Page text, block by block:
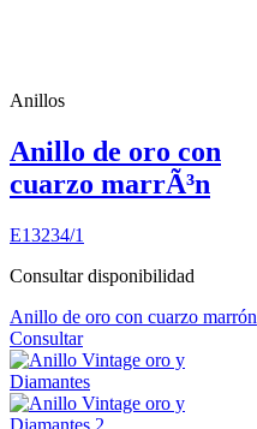
Anillos
Anillo de oro con
cuarzo marrÃ³n
E13234/1
Consultar disponibilidad
Anillo de oro con cuarzo marrón
Consultar